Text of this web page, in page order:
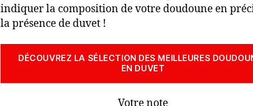
indiquer la composition de votre doudoune en
la présence de duvet !
DÉCOUVREZ LA SÉLECTION DES MEILLEURES
EN DUVET
Votre note